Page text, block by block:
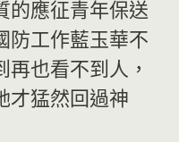
的應征青年保送
防工作藍玉華不
也看不到人，
才猛然回過神